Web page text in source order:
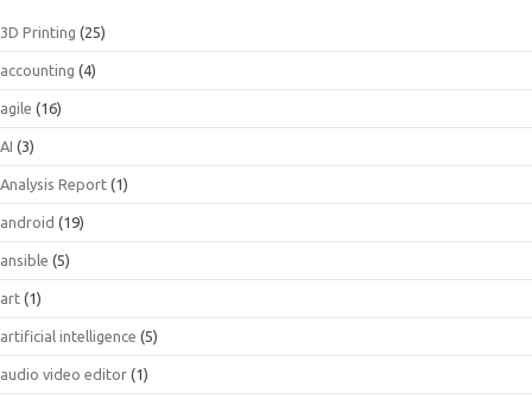
3D Printing (25)
accounting (4)
agile (16)
AI (3)
Analysis Report (1)
android (19)
ansible (5)
art (1)
artificial intelligence (5)
audio video editor (1)